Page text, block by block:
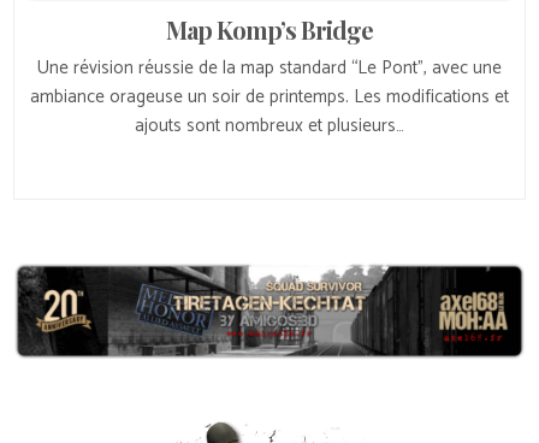
Map Komp’s Bridge
Une révision réussie de la map standard “Le Pont”, avec une
ambiance orageuse un soir de printemps. Les modifications et
ajouts sont nombreux et plusieurs…